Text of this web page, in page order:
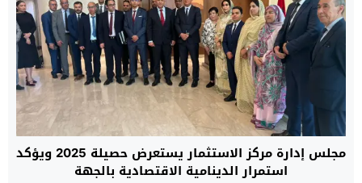
مجلس إدارة مركز الاستثمار يستعرض حصيلة 2025 ويؤكد
استمرار الدينامية الاقتصادية بالجهة